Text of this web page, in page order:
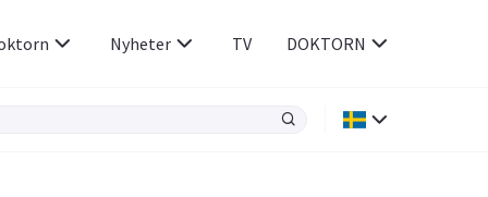
Nyheter TV DOKTORN